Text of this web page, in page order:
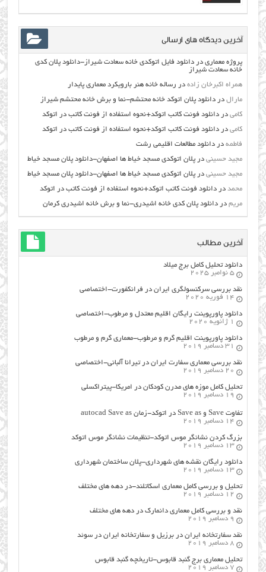
آخرین دیدگاه های ارسالی
پروژه معماری دردانلود فایل اتوکدی خانه سعادت شیراز-دانلود پلان کدی
خانه سعادت شیراز
همراه اکبرخان زاده در رساله خانه هنر بارویکرد معماری پایدار
مارال دردانلود پلان اتوکد خانه محتشم-نما و برش خانه محتشم شیراز
کامی دردانلود فونت کاتب اتوکد+نحوه استفاده از فونت کاتب در اتوکد
کامی دردانلود فونت کاتب اتوکد+نحوه استفاده از فونت کاتب در اتوکد
فاطمه دردانلود مطالعات اقليمي رشت
مجید حسینی درپلان اتوکدی مسجد خیاط ها اصفهان-دانلود پلان مسجد خیاط
مجید حسینی درپلان اتوکدی مسجد خیاط ها اصفهان-دانلود پلان مسجد خیاط
محمد دردانلود فونت کاتب اتوکد+نحوه استفاده از فونت کاتب در اتوکد
مریم دردانلود پلان کدی خانه اشیدری-نما و برش خانه اشیدری کرمان
آخرین مطالب
دانلود تحلیل کامل برج میلاد
5 نوامبر 2025
نقد بررسی سرکنسولگری ایران در فرانکفورت-اختصاصی
14 فوریه 2020
دانلود پاورپوینت رایگان اقلیم معتدل و مرطوب-اختصاصی
1 ژانویه 2020
دانلود پاورپوینت اقلیم گرم و مرطوب-معماری گرم و مرطوب
31 دسامبر 2019
نقد بررسی معماری سفارت ایران در تیرانا آلبانی-اختصاصی
20 دسامبر 2019
تحلیل کامل موزه های مدرن کودکان در امریکا-پیتراکسلی
19 دسامبر 2019
تفاوت Save و Save as در اتوکد-زمان autocad Save as
14 دسامبر 2019
بزرگ کردن نشانگر موس اتوکد-تنظیمات نشانگر موس اتوکد
13 دسامبر 2019
دانلود رایگان نقشه های شهرداری-پلان ساختمان شهرداری
13 دسامبر 2019
تحلیل و بررسی کامل معماری اسکاتلند-در دهه های مختلف
12 دسامبر 2019
نقد و بررسی کامل معماری دانمارک در دهه های مختلف
9 دسامبر 2019
نقد سفارتخانه ایران در برزیل و سفارتخانه ایران در سوئد
8 دسامبر 2019
تحلیل معماری برج گنبد قابوس-تاریخچه گنبد قابوس
7 دسامبر 2019